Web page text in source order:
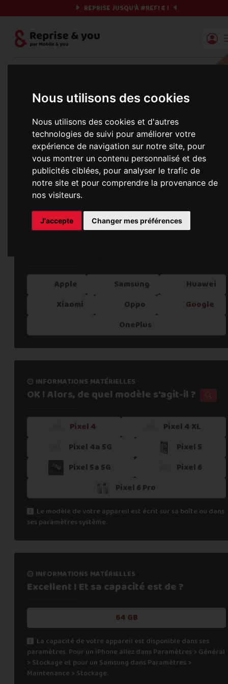
Nous utilisons des cookies
Nous utilisons des cookies et d'autres
technologies de suivi pour améliorer votre
expérience de navigation sur notre site, pour
vous montrer un contenu personnalisé et des
publicités ciblées, pour analyser le trafic de
notre site et pour comprendre la provenance de
nos visiteurs.
J'accepte Changer mes préférences
REPRISE JUSQU'À #REF!€ !
Reprise | Mobile & you
Et si on commençait ?
c'est parti !
Nous récupérons les meilleures
Une erreur est survenue :
informations processus
1. Estimer mon appareil en 30s
2. Fournir mes informations
3. Déposer gratuitement mon colis dans un
4. Attendre la validation de l'atelier
5. Recevoir mon paiement sous 24h
Si vous ne trouvez pas une offre correspondant aux
Vous pouvez éventuellement nous contacter.
informations commerciales
Apple Samsung
Huawei
Xiaomi
Oppo
Google
OnePlus
informations matérielles
OK ! Alors, de quel modèle s'agit-il ?
Pixel 4
Pixel 4 XL
Pixel 4a 5G
Pixel 5
Pixel 5a 5G
Pixel 6
Pixel 6 Pro
Le modèle de votre appareil est écrit sur sa boîte ou dans
ses paramètres système.
informations matérielles
Excellent ! Et sa capacitéest de ?
64 GB
La capacité de votre appareil est disponible dans ses
paramètres. Pour un iPhone allez dans Paramètres > Général
> Stockage et pour un Samsung dans Paramètres >
Maintenance > Stockage.